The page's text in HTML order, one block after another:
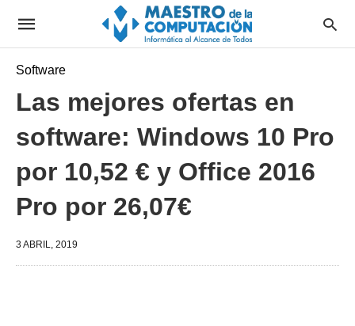
Software
Las mejores ofertas en
software: Windows 10 Pro
por 10,52 € y Office 2016
Pro por 26,07€
3 ABRIL, 2019